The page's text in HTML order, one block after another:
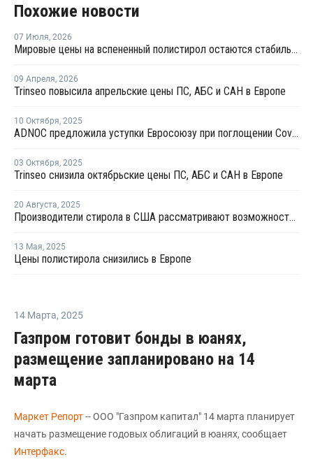
Похожие новости
07 Июля, 2026
Мировые цены на вспененный полистирол остаются стабильными
09 Апреля, 2026
Trinseo повысила апрельские цены ПС, АБС и САН в Европе
10 Октября, 2025
ADNOC предложила уступки Евросоюзу при поглощении Covestro AG
03 Октября, 2025
Trinseo снизила октябрьские цены ПС, АБС и САН в Европе
20 Августа, 2025
Производители стирола в США рассматривают возможность снижения пошлин для компенсации тарифов на бензол
13 Мая, 2025
Цены полистирола снизились в Европе
14 Марта, 2025
Газпром готовит бонды в юанях,
размещение запланировано на 14
марта
Маркет Репорт-- ООО "Газпром капитал" 14 марта планирует
начать размещение годовых облигаций в юанях, сообщает
Интерфакс.